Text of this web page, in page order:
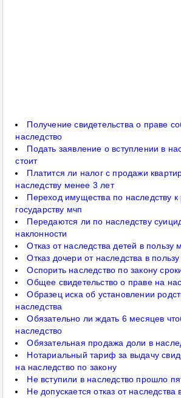
Получение свидетельства о праве
наследство
Подать заявление о вступлении в
стоит
Платится ли налог с продажи
наследству менее 3 лет
Переход имущества по наследству к
государству мчп
Передаются ли по наследству
наклонности
Отказ от наследства детей в пользу
Отказ дочери от наследства в
Оспорить наследство по закону
Общее свидетельство о праве на
Образец иска об установлении
наследства
Обязательно ли ждать 6 месяцев
наследство
Обязательная продажа доли в
Нотариальный тариф за выдачу
на наследство по закону
Не вступили в наследство прошло
Не допускается отказ от наследства